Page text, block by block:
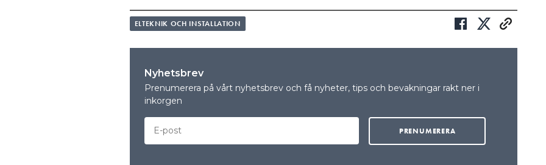
räknat på det.
att göra fel, berättar Mats Jonsson. Även konstruktörer och besiktare slår
ibland ner på installationer som inte beräknats enligt schablonerna.
DET ALLVARLIGASTE PROBLEMET ÄRatt synsättet på schablonerna som norm
begränsar möjligheterna som finns i Elinstallationsreglerna och som kan leda
till betydligt billigare och effektivare installationer, menar han.
ELTEKNIK OCH INSTALLATION
Nyhetsbrev
Prenumerera på vårt nyhetsbrev och få nyheter, tips och bevakningar rakt ner i
inkorgen